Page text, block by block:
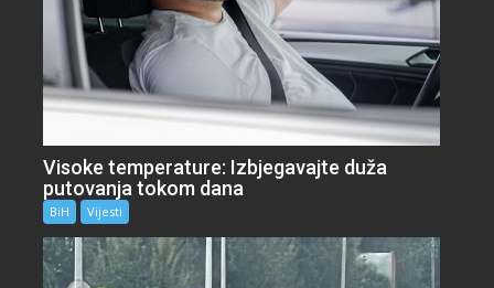
Visoke temperature: Izbjegavajte duža
putovanja tokom dana
BiH Vijesti